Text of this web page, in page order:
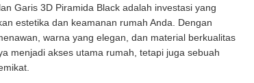
Garis 3D Piramida Black adalah investasi yang
estetika dan keamanan rumah Anda. Dengan
warna yang elegan, dan material berkualitas
menjadi akses utama rumah, tetapi juga sebuah